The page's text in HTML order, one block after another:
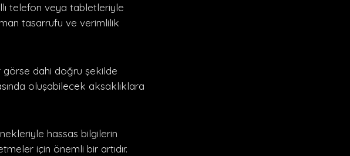
telefon veya tabletleriyle
tasarrufu ve verimlilik
görse dahi doğru şekilde
oluşabilecek aksaklıklara
hassas bilgilerin
için önemli bir artıdır.